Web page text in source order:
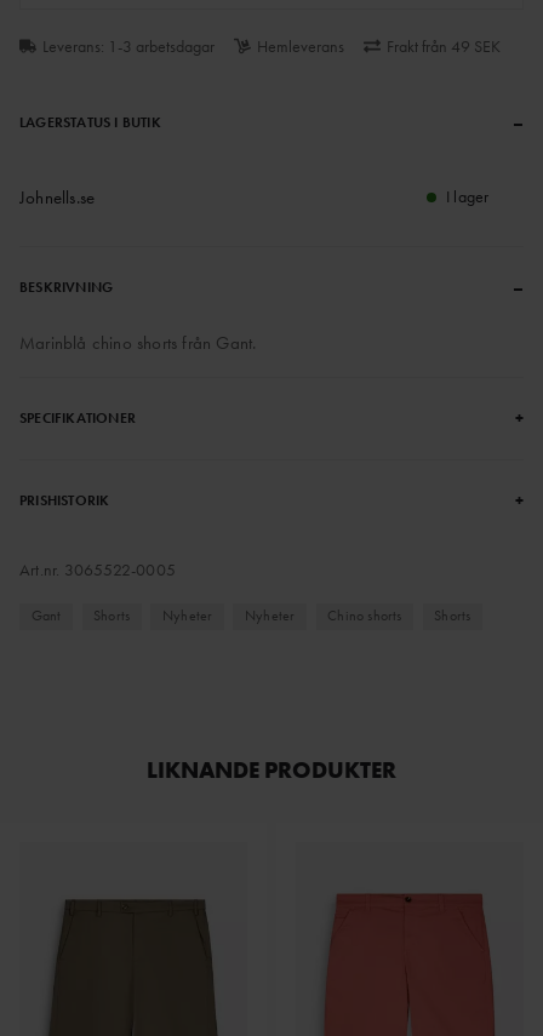
Leverans: 1-3 arbetsdagar Hemleverans Frakt från 49 SEK
LAGERSTATUS I BUTIK –
Johnells.se I lager
BESKRIVNING –
Marinblå chino shorts från Gant.
SPECIFIKATIONER +
PRISHISTORIK +
Art.nr. 3065522-0005
Gant Shorts Nyheter Nyheter Chino shorts Shorts
LIKNANDE PRODUKTER